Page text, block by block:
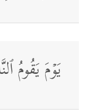
یَوۡمَ یَقُومُ